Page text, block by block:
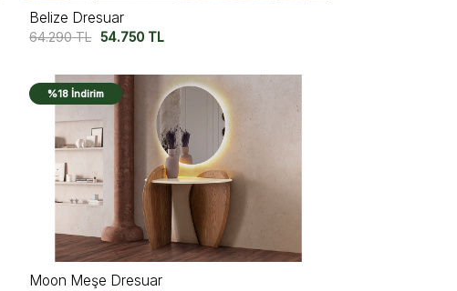
Belize Dresuar
64.290TL 54.750 TL
%18 İndirim
Moon Meşe Dresuar